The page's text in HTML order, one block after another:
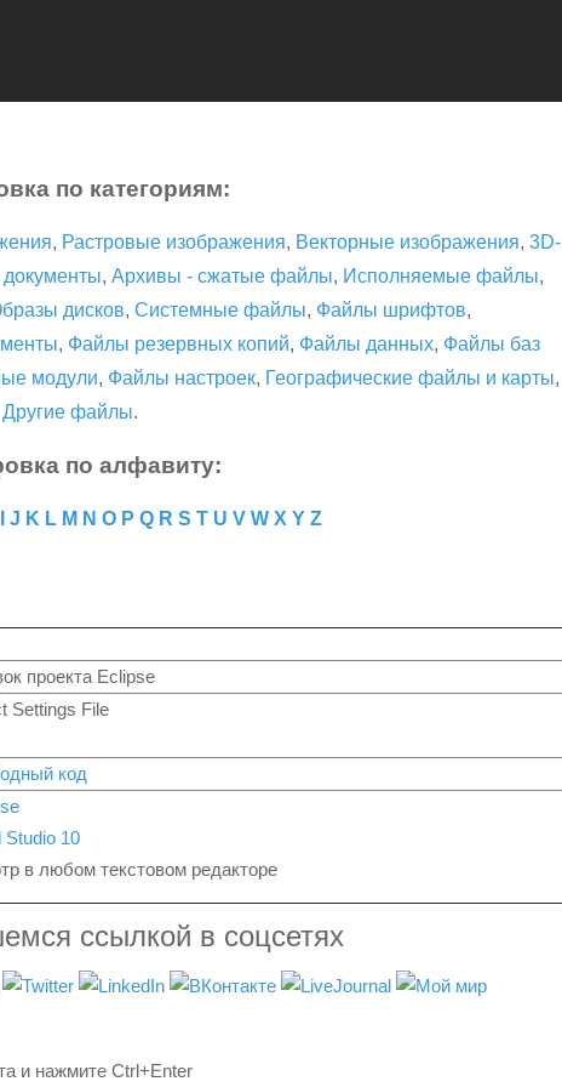
по категориям:
, Растровые изображения, Векторные изображения, 3D-
документы, Архивы - сжатые файлы, Исполняемые файлы,
дисков, Системные файлы, Файлы шрифтов,
, Файлы резервных копий, Файлы данных, Файлы баз
модули, Файлы настроек, Географические файлы и карты,
Другие файлы.
по алфавиту:
J K L M N O P Q R S T U V W X Y Z
проекта Eclipse
Settings File
код
Studio 10
в любом текстовом редакторе
ссылкой в соцсетях
и нажмите Ctrl+Enter